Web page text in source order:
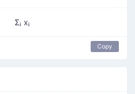
Σᵢ xᵢ
Copy